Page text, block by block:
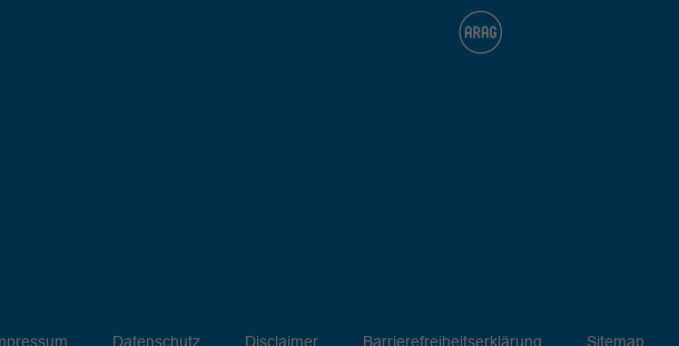
Datenschutz Disclaimer Barrierefreiheitserklärung Sitemap